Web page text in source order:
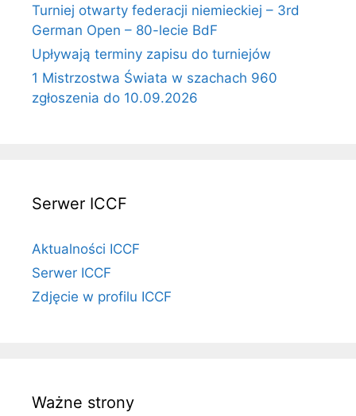
Turniej otwarty federacji niemieckiej – 3rd
German Open – 80-lecie BdF
Upływają terminy zapisu do turniejów
1 Mistrzostwa Świata w szachach 960
zgłoszenia do 10.09.2026
Serwer ICCF
Aktualności ICCF
Serwer ICCF
Zdjęcie w profilu ICCF
Ważne strony